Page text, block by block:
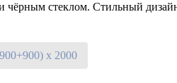
стеклом. Стильный
х 2000